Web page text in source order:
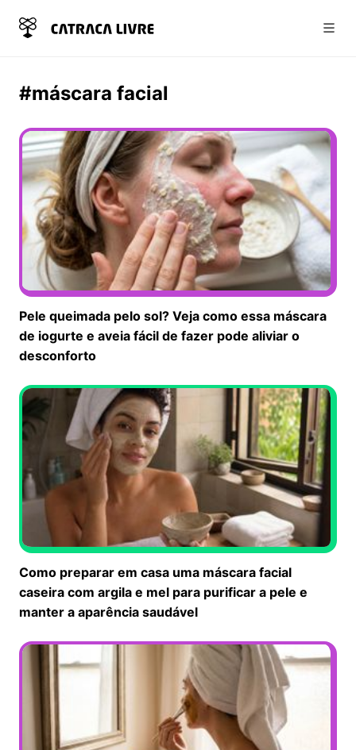
#máscara facial
Pele queimada pelo sol? Veja como essa máscara
de iogurte e aveia fácil de fazer pode aliviar o
desconforto
Como preparar em casa uma máscara facial
caseira com argila e mel para purificar a pele e
manter a aparência saudável